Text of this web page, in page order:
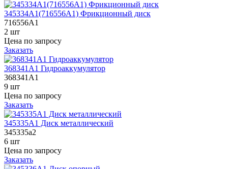
345334A1(716556A1) Фрикционный диск
716556A1
2 шт
Цена по запросу
Заказать
368341A1 Гидроаккумулятор
368341A1
9 шт
Цена по запросу
Заказать
345335A1 Диск металлический
345335a2
6 шт
Цена по запросу
Заказать